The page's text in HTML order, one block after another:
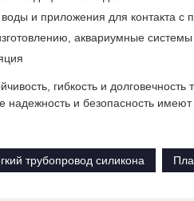
и приложения для контакта с
аквариумные
гибкость и
надежность и безопасность
трубопровод силикона